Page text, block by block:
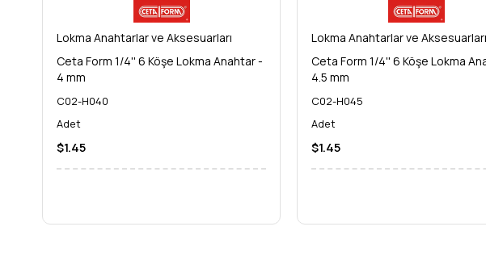
Lokma Anahtarlar ve Aksesuarları
Ceta Form 1/4'' 6 Köşe Lokma Anahtar -
4 mm
C02-H040
Adet
$1.45
Lokma Anahtarlar ve Aksesuarları
Ceta Form 1/4'' 6 Köşe Lokma
4.5 mm
C02-H045
Adet
$1.45